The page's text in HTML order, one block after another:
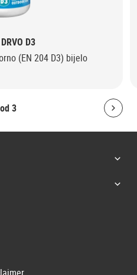
od 3
D3
(EN 204 D3) bijelo